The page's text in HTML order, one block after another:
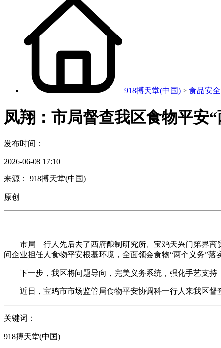
918搏天堂(中国) > 食品安
凤翔：市局督查我区食物平安
发布时间：
2026-06-08 17:10
来源： 918搏天堂(中国)
原创
市局一行人先后去了西府酿制研究所、宝鸡天兴门第界商
问企业担任人食物平安根基环境，全面领会食物“两个义务”落
下一步，我区将问题导向，完美义务系统，强化手艺支持
近日，宝鸡市市场监管局食物平安协调科一行人来我区督
关键词：
918搏天堂(中国)